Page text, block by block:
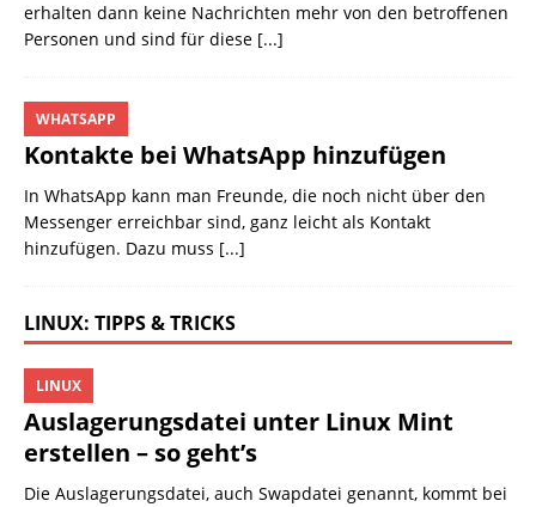
erhalten dann keine Nachrichten mehr von den betroffenen
Personen und sind für diese [...]
Kontakte bei WhatsApp hinzufügen
WHATSAPP
In WhatsApp kann man Freunde, die noch nicht über den
Messenger erreichbar sind, ganz leicht als Kontakt
hinzufügen. Dazu muss [...]
LINUX: TIPPS & TRICKS
Auslagerungsdatei unter Linux Mint
erstellen – so geht’s
LINUX
Die Auslagerungsdatei, auch Swapdatei genannt, kommt bei